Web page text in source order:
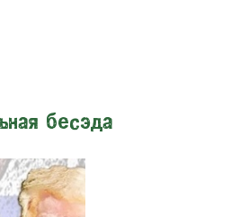
бесэда